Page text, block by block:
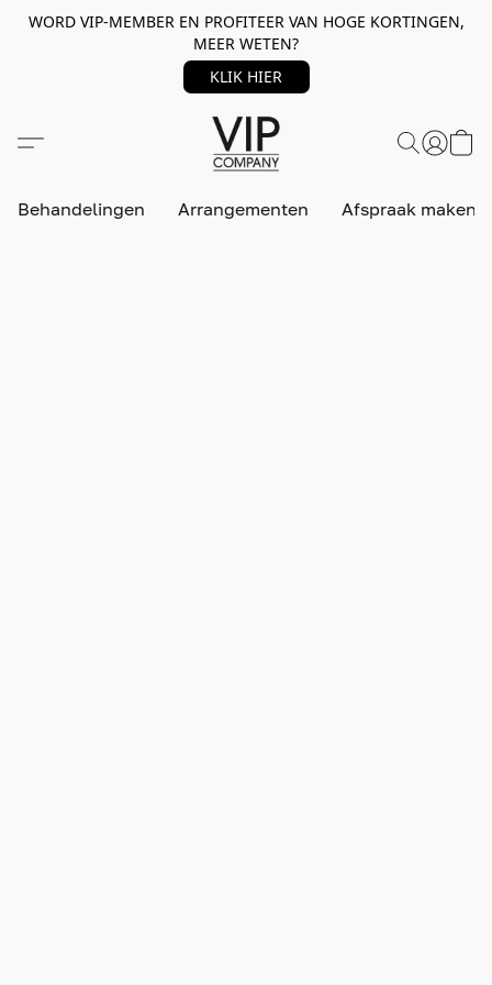
WORD VIP-MEMBER EN PROFITEER VAN HOGE KORTINGEN,
MEER WETEN?
KLIK HIER
Behandelingen Arrangementen Afspraak maken